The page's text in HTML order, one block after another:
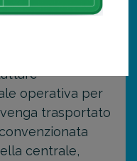
contattarvi
coperto?
operativa per
trasportato
centrale,